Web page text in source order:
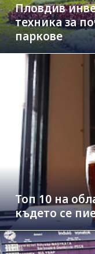
Пловдив
техника за
паркове
Топ 10 на
където се